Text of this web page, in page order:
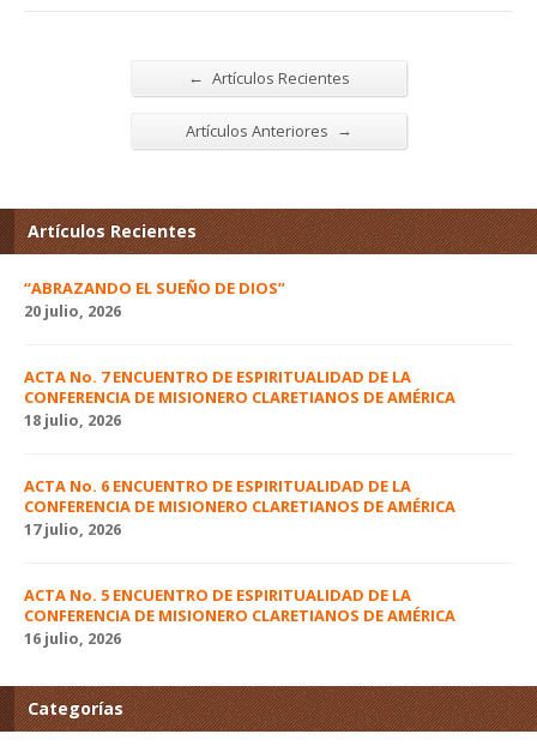
← Artículos Recientes
Artículos Anteriores →
Artículos Recientes
“ABRAZANDO EL SUEÑO DE DIOS”
20 julio, 2026
ACTA No. 7 ENCUENTRO DE ESPIRITUALIDAD DE LA
CONFERENCIA DE MISIONERO CLARETIANOS DE AMÉRICA
18 julio, 2026
ACTA No. 6 ENCUENTRO DE ESPIRITUALIDAD DE LA
CONFERENCIA DE MISIONERO CLARETIANOS DE AMÉRICA
17 julio, 2026
ACTA No. 5 ENCUENTRO DE ESPIRITUALIDAD DE LA
CONFERENCIA DE MISIONERO CLARETIANOS DE AMÉRICA
16 julio, 2026
Categorías